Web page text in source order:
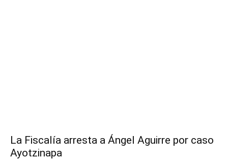
La Fiscalía arresta a Ángel Aguirre por caso
Ayotzinapa